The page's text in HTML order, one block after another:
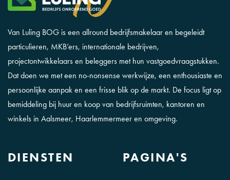
Van Luling BOG is een allround bedrijfsmakelaar en begeleidt
particulieren, MKB’ers, internationale bedrijven,
projectontwikkelaars en beleggers met hun vastgoedvraagstukken.
Dat doen we met een no-nonsense werkwijze, een enthousiaste en
persoonlijke aanpak en een frisse blik op de markt. De focus ligt op
bemiddeling bij huur en koop van bedrijfsruimten, kantoren en
winkels in Aalsmeer, Haarlemmermeer en omgeving.
DIENSTEN PAGINA'S